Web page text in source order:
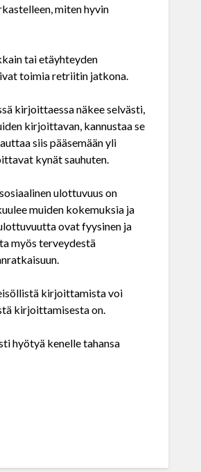
miten hyvin
tai etäyhteyden
toimia retriitin jatkona.
kirjoittaessa näkee selvästi,
kirjoittavan, kannustaa se
siis pääsemään yli
kynät sauhuten.
ulottuvuus on
muiden kokemuksia ja
ovat fyysinen ja
myös terveydestä
kirjoittamista voi
kirjoittamisesta on.
hyötyä kenelle tahansa